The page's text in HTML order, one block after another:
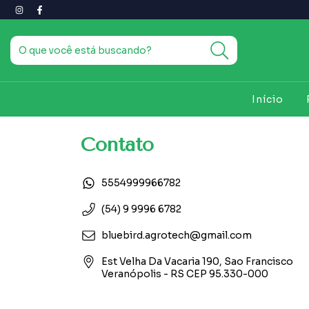
Início
Contato
5554999966782
(54) 9 9996 6782
bluebird.agrotech@gmail.com
Est Velha Da Vacaria 190, Sao Francisco
Veranópolis - RS CEP 95.330-000